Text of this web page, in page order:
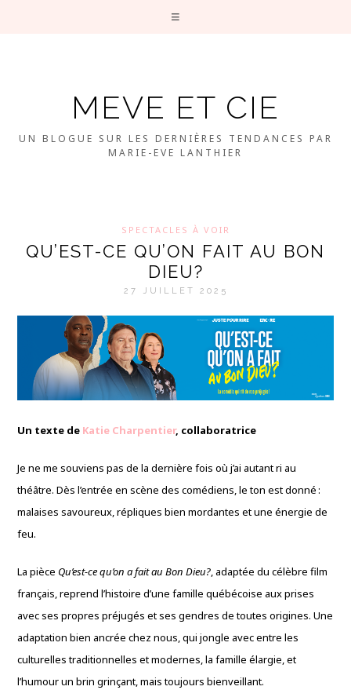
MEVE ET CIE
UN BLOGUE SUR LES DERNIÈRES TENDANCES PAR
MARIE-EVE LANTHIER
SPECTACLES À VOIR
QU’EST-CE QU’ON FAIT AU BON
DIEU?
27 JUILLET 2025
Un texte de Katie Charpentier, collaboratrice
Je ne me souviens pas de la dernière fois où j’ai autant ri au
théâtre. Dès l’entrée en scène des comédiens, le ton est donné :
malaises savoureux, répliques bien mordantes et une énergie de
feu.
La pièce Qu’est-ce qu’on a fait au Bon Dieu?, adaptée du célèbre film
français, reprend l’histoire d’une famille québécoise aux prises
avec ses propres préjugés et ses gendres de toutes origines. Une
adaptation bien ancrée chez nous, qui jongle avec entre les
culturelles traditionnelles et modernes, la famille élargie, et
l’humour un brin grinçant, mais toujours bienveillant.